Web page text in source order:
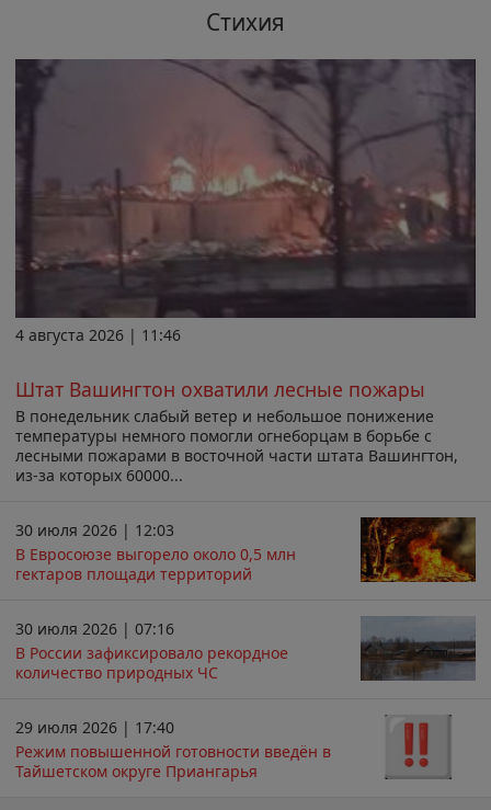
Стихия
4 августа 2026 | 11:46
Штат Вашингтон охватили лесные пожары
В понедельник слабый ветер и небольшое понижение
температуры немного помогли огнеборцам в борьбе с
лесными пожарами в восточной части штата Вашингтон,
из-за которых 60000...
30 июля 2026 | 12:03
В Евросоюзе выгорело около 0,5 млн
гектаров площади территорий
30 июля 2026 | 07:16
В России зафиксировало рекордное
количество природных ЧС
29 июля 2026 | 17:40
Режим повышенной готовности введён в
Тайшетском округе Приангарья